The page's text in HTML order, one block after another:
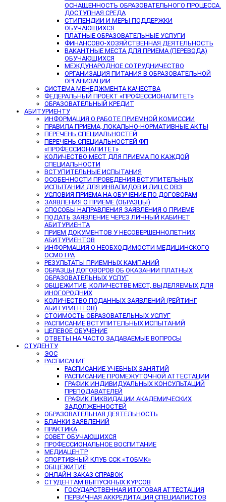
ОСНАЩЕННОСТЬ ОБРАЗОВАТЕЛЬНОГО ПРОЦЕССА.
ДОСТУПНАЯ СРЕДА
СТИПЕНДИИ И МЕРЫ ПОДДЕРЖКИ
ОБУЧАЮЩИХСЯ
ПЛАТНЫЕ ОБРАЗОВАТЕЛЬНЫЕ УСЛУГИ
ФИНАНСОВО-ХОЗЯЙСТВЕННАЯ ДЕЯТЕЛЬНОСТЬ
ВАКАНТНЫЕ МЕСТА ДЛЯ ПРИЕМА (ПЕРЕВОДА)
ОБУЧАЮЩИХСЯ
МЕЖДУНАРОДНОЕ СОТРУДНИЧЕСТВО
ОРГАНИЗАЦИЯ ПИТАНИЯ В ОБРАЗОВАТЕЛЬНОЙ
ОРГАНИЗАЦИИ
СИСТЕМА МЕНЕДЖМЕНТА КАЧЕСТВА
ФЕДЕРАЛЬНЫЙ ПРОЕКТ «ПРОФЕССИОНАЛИТЕТ»
ОБРАЗОВАТЕЛЬНЫЙ КРЕДИТ
АБИТУРИЕНТУ
ИНФОРМАЦИЯ О РАБОТЕ ПРИЕМНОЙ КОМИССИИ
ПРАВИЛА ПРИЕМА, ЛОКАЛЬНО-НОРМАТИВНЫЕ АКТЫ
ПЕРЕЧЕНЬ СПЕЦИАЛЬНОСТЕЙ
ПЕРЕЧЕНЬ СПЕЦИАЛЬНОСТЕЙ ФП
«ПРОФЕССИОНАЛИТЕТ»
КОЛИЧЕСТВО МЕСТ ДЛЯ ПРИЕМА ПО КАЖДОЙ
СПЕЦИАЛЬНОСТИ
ВСТУПИТЕЛЬНЫЕ ИСПЫТАНИЯ
ОСОБЕННОСТИ ПРОВЕДЕНИЯ ВСТУПИТЕЛЬНЫХ
ИСПЫТАНИЙ ДЛЯ ИНВАЛИДОВ И ЛИЦ С ОВЗ
УСЛОВИЯ ПРИЕМА НА ОБУЧЕНИЕ ПО ДОГОВОРАМ
ЗАЯВЛЕНИЯ О ПРИЕМЕ (ОБРАЗЦЫ)
СПОСОБЫ НАПРАВЛЕНИЯ ЗАЯВЛЕНИЯ О ПРИЕМЕ
ПОДАТЬ ЗАЯВЛЕНИЕ ЧЕРЕЗ ЛИЧНЫЙ КАБИНЕТ
АБИТУРИЕНТА
ПРИЕМ ДОКУМЕНТОВ У НЕСОВЕРШЕННОЛЕТНИХ
АБИТУРИЕНТОВ
ИНФОРМАЦИЯ О НЕОБХОДИМОСТИ МЕДИЦИНСКОГО
ОСМОТРА
РЕЗУЛЬТАТЫ ПРИЕМНЫХ КАМПАНИЙ
ОБРАЗЦЫ ДОГОВОРОВ ОБ ОКАЗАНИИ ПЛАТНЫХ
ОБРАЗОВАТЕЛЬНЫХ УСЛУГ
ОБЩЕЖИТИЕ, КОЛИЧЕСТВЕ МЕСТ, ВЫДЕЛЯЕМЫХ ДЛЯ
ИНОГОРОДНИХ
КОЛИЧЕСТВО ПОДАННЫХ ЗАЯВЛЕНИЙ (РЕЙТИНГ
АБИТУРИЕНТОВ)
СТОИМОСТЬ ОБРАЗОВАТЕЛЬНЫХ УСЛУГ
РАСПИСАНИЕ ВСТУПИТЕЛЬНЫХ ИСПЫТАНИЙ
ЦЕЛЕВОЕ ОБУЧЕНИЕ
ОТВЕТЫ НА ЧАСТО ЗАДАВАЕМЫЕ ВОПРОСЫ
СТУДЕНТУ
ЭОС
РАСПИСАНИЕ
РАСПИСАНИЕ УЧЕБНЫХ ЗАНЯТИЙ
РАСПИСАНИЕ ПРОМЕЖУТОЧНОЙ АТТЕСТАЦИИ
ГРАФИК ИНДИВИДУАЛЬНЫХ КОНСУЛЬТАЦИЙ
ПРЕПОДАВАТЕЛЕЙ
ГРАФИК ЛИКВИДАЦИИ АКАДЕМИЧЕСКИХ
ЗАДОЛЖЕННОСТЕЙ
ОБРАЗОВАТЕЛЬНАЯ ДЕЯТЕЛЬНОСТЬ
БЛАНКИ ЗАЯВЛЕНИЙ
ПРАКТИКА
СОВЕТ ОБУЧАЮЩИХСЯ
ПРОФЕССИОНАЛЬНОЕ ВОСПИТАНИЕ
МЕДИАЦЕНТР
СПОРТИВНЫЙ КЛУБ ССК «ТОБМК»
ОБЩЕЖИТИЕ
ОНЛАЙН-ЗАКАЗ СПРАВОК
СТУДЕНТАМ ВЫПУСКНЫХ КУРСОВ
ГОСУДАРСТВЕННАЯ ИТОГОВАЯ АТТЕСТАЦИЯ
ПЕРВИЧНАЯ АККРЕДИТАЦИЯ СПЕЦИАЛИСТОВ